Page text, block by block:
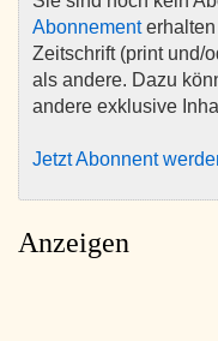
Abonnementerhalten
Zeitschrift (print und/
als andere. Dazu
andere exklusive
Jetzt Abonnent
Anzeigen